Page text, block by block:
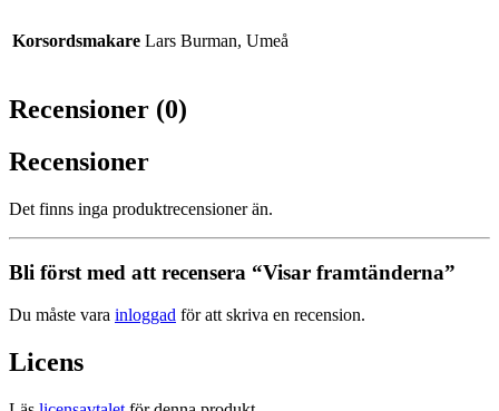
Korsordsmakare Lars Burman, Umeå
Recensioner (0)
Recensioner
Det finns inga produktrecensioner än.
Bli först med att recensera “Visar framtänderna”
Du måste vara inloggad för att skriva en recension.
Licens